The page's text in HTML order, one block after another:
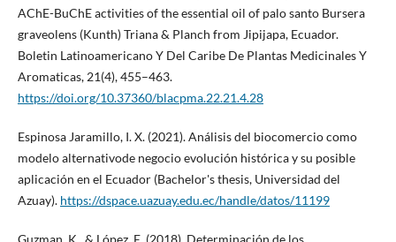
AChE-BuChE activities of the essential oil of palo santo Bursera
graveolens (Kunth) Triana & Planch from Jipijapa, Ecuador.
Boletin Latinoamericano Y Del Caribe De Plantas Medicinales Y
Aromaticas, 21(4), 455–463.
https://doi.org/10.37360/blacpma.22.21.4.28
Espinosa Jaramillo, I. X. (2021). Análisis del biocomercio como
modelo alternativode negocio evolución histórica y su posible
aplicación en el Ecuador (Bachelor's thesis, Universidad del
Azuay). https://dspace.uazuay.edu.ec/handle/datos/11199
Guzman, K., & López, E. (2018). Determinación de los